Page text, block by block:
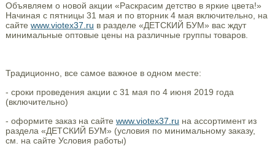
Объявляем о новой акции «Раскрасим детство в яркие цвета!»
Начиная с пятницы 31 мая и по вторник 4 мая включительно, на
сайте www.viotex37.ru в разделе «ДЕТСКИЙ БУМ» вас ждут
минимальные оптовые цены на различные группы товаров.
Традиционно, все самое важное в одном месте:
- сроки проведения акции с 31 мая по 4 июня 2019 года
(включительно)
- оформите заказ на сайте www.viotex37.ru на ассортимент из
раздела «ДЕТСКИЙ БУМ» (условия по минимальному заказу,
см. на сайте Условия работы)